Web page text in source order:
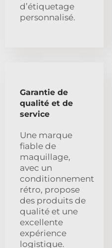
d’étiquetage
personnalisé.
Garantie de
qualité et de
service
Une marque
fiable de
maquillage,
avec un
conditionnement
rétro, propose
des produits de
qualité et une
excellente
expérience
logistique.